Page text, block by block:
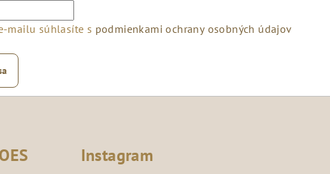
mailu súhlasíte s podmienkami ochrany osobných údajov
Instagram